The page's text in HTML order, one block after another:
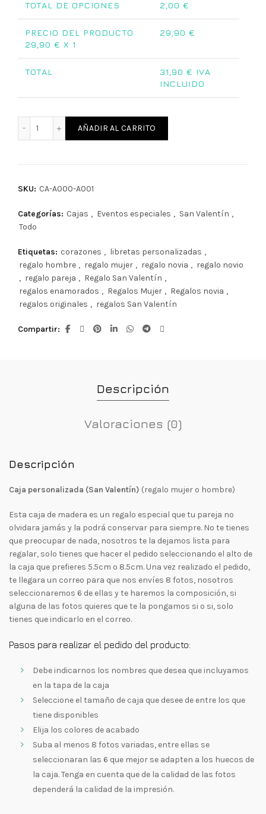
TOTAL DE OPCIONES 2,00 €
PRECIO DEL PRODUCTO
29,90 € X 1
29,90 €
TOTAL 31,90 € IVA
INCLUIDO
Caja personalizada (San Valentín) cantidad
AÑADIR AL CARRITO
SKU: CA-A000-A001
Categorías: Cajas , Eventos especiales , San Valentín ,
Todo
Etiquetas: corazones , libretas personalizadas ,
regalo hombre , regalo mujer , regalo novia , regalo novio
, regalo pareja , Regalo San Valentín ,
regalos enamorados , Regalos Mujer , Regalos novia ,
regalos originales , regalos San Valentín
Compartir
Descripción
Valoraciones (0)
Descripción
Caja personalizada (San Valentín) (regalo mujer o hombre)
Esta caja de madera es un regalo especial que tu pareja no
olvidara jamás y la podrá conservar para siempre. No te tienes
que preocupar de nada, nosotros te la dejamos lista para
regalar, solo tienes que hacer el pedido seleccionando el alto de
la caja que prefieres 5.5cm o 8.5cm. Una vez realizado el pedido,
te llegara un correo para que nos envíes 8 fotos, nosotros
seleccionaremos 6 de ellas y te haremos la composición, si
alguna de las fotos quieres que te la pongamos si o si, solo
tienes que indicarlo en el correo.
Pasos para realizar el pedido del producto:
Debe indicarnos los nombres que desea que incluyamos
en la tapa de la caja
Seleccione el tamaño de caja que desee de entre los que
tiene disponibles
Elija los colores de acabado
Suba al menos 8 fotos variadas, entre ellas se
seleccionaran las 6 que mejor se adapten a los huecos de
la caja. Tenga en cuenta que de la calidad de las fotos
dependerá la calidad de la impresión.